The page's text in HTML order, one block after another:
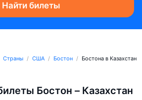
Найти билеты
Страны США Бостон Бостона в Казахстан
Бостон – Казахстан